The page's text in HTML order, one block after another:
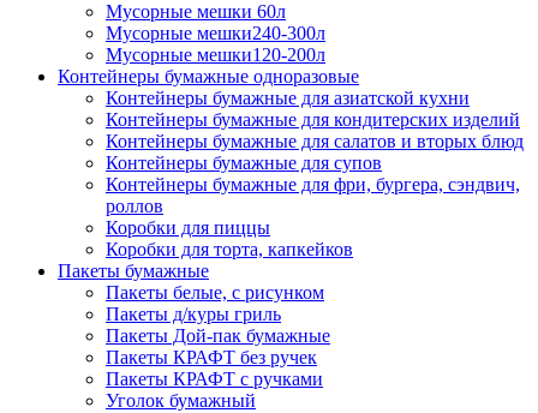
Мусорные мешки 60л
Мусорные мешки240-300л
Мусорные мешки120-200л
Контейнеры бумажные одноразовые
Контейнеры бумажные для азиатской кухни
Контейнеры бумажные для кондитерских изделий
Контейнеры бумажные для салатов и вторых блюд
Контейнеры бумажные для супов
Контейнеры бумажные для фри, бургера, сэндвич,
роллов
Коробки для пиццы
Коробки для торта, капкейков
Пакеты бумажные
Пакеты белые, с рисунком
Пакеты д/куры гриль
Пакеты Дой-пак бумажные
Пакеты КРАФТ без ручек
Пакеты КРАФТ с ручками
Уголок бумажный